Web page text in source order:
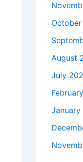
August
July